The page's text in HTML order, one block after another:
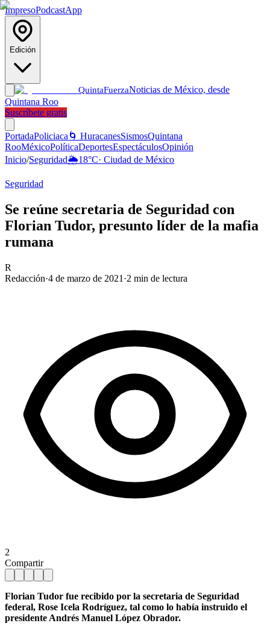
ImpresoPodcastApp
Edición
QuintaFuerzaNoticias de México, desde
Quintana Roo
Suscríbete gratis
PortadaPoliciaca 🌀 HuracanesSismosQuintana
RooMéxicoPolíticaDeportesEspectáculosOpinión
Inicio/Seguridad🌦️18°C· Ciudad de México
Seguridad
Se reúne secretaria de Seguridad con
Florian Tudor, presunto líder de la mafia
rumana
R
Redacción·4 de marzo de 2021 ·2 min de lectura
2
Compartir
Florian Tudor fue recibido por la secretaria de Seguridad
federal, Rose Icela Rodríguez, tal como lo había instruido el
presidente Andrés Manuel López Obrador.